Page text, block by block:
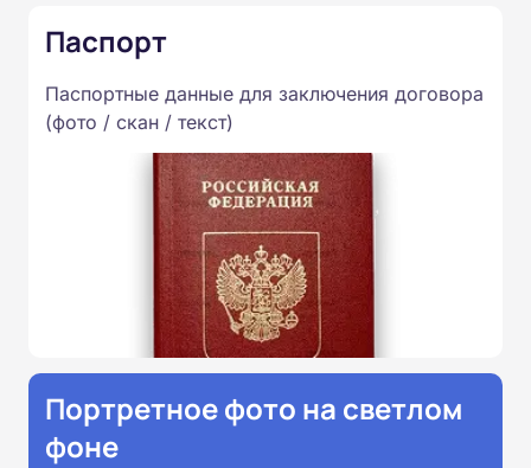
Паспорт
Паспортные данные для заключения договора
(фото / скан / текст)
Портретное фото на светлом
фоне